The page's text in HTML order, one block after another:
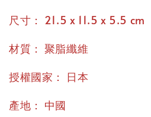
尺寸 ： 21.5 x 11.5 x 5.5 cm
材質 ： 聚脂纖維
授權國家 ： 日本
產地 ： 中國